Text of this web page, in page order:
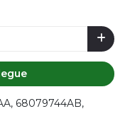
68079744AB,